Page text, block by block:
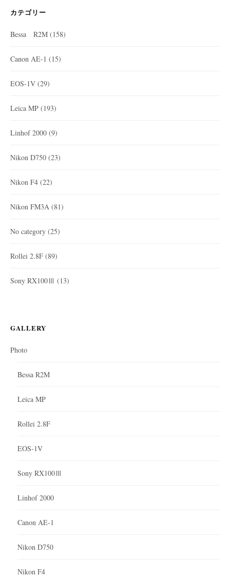
カテゴリー
Bessa R2M (158)
Canon AE-1 (15)
EOS-1V (29)
Leica MP (193)
Linhof 2000 (9)
Nikon D750 (23)
Nikon F4 (22)
Nikon FM3A (81)
No category (25)
Rollei 2.8F (89)
Sony RX100Ⅲ (13)
GALLERY
Photo
Bessa R2M
Leica MP
Rollei 2.8F
EOS-1V
Sony RX100Ⅲ
Linhof 2000
Canon AE-1
Nikon D750
Nikon F4